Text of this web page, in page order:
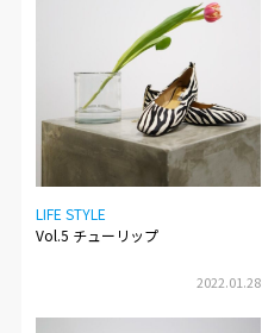
LIFE STYLE
Vol.5 チューリップ
2022.01.28